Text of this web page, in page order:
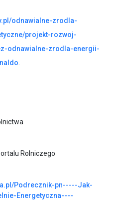
odnawialne-zrodla-
projekt-rozwoj-
odnawialne-zrodla-energii-
Rolniczego
Podrecznik-pn-----Jak-
Energetyczna----